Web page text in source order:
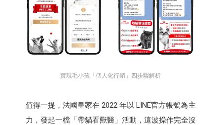
實現毛小孩「個人化行銷」四步驟解析
值得一提，法國皇家在 2022 年以 LINE官方帳號為主
力，發起一檔「帶貓看獸醫」活動，這波操作完全沒